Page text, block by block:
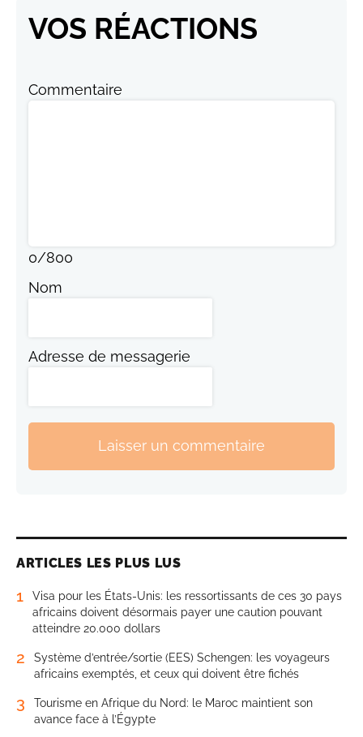
VOS RÉACTIONS
Commentaire
0/800
Nom
Adresse de messagerie
Laisser un commentaire
ARTICLES LES PLUS LUS
1
Visa pour les États-Unis: les ressortissants de ces 30 pays
africains doivent désormais payer une caution pouvant
atteindre 20.000 dollars
2
Système d’entrée/sortie (EES) Schengen: les voyageurs
africains exemptés, et ceux qui doivent être fichés
3
Tourisme en Afrique du Nord: le Maroc maintient son
avance face à l’Égypte